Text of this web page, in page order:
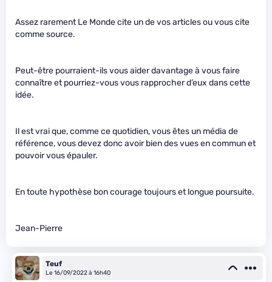
Assez rarement Le Monde cite un de vos articles ou vous cite
comme source.
Peut-être pourraient-ils vous aider davantage à vous faire
connaître et pourriez-vous vous rapprocher d’eux dans cette
idée.
Il est vrai que, comme ce quotidien, vous êtes un média de
référence, vous devez donc avoir bien des vues en commun et
pouvoir vous épauler.
En toute hypothèse bon courage toujours et longue poursuite.
Jean-Pierre
Teuf
Le 16/09/2022 à 16h40